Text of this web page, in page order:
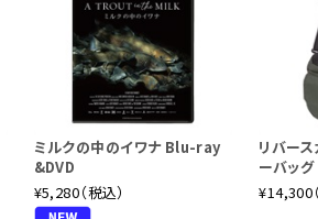
ミルクの中のイワナ Blu-ray
&DVD
¥5,280（税込）
リバー
ーバッグ
¥14,300